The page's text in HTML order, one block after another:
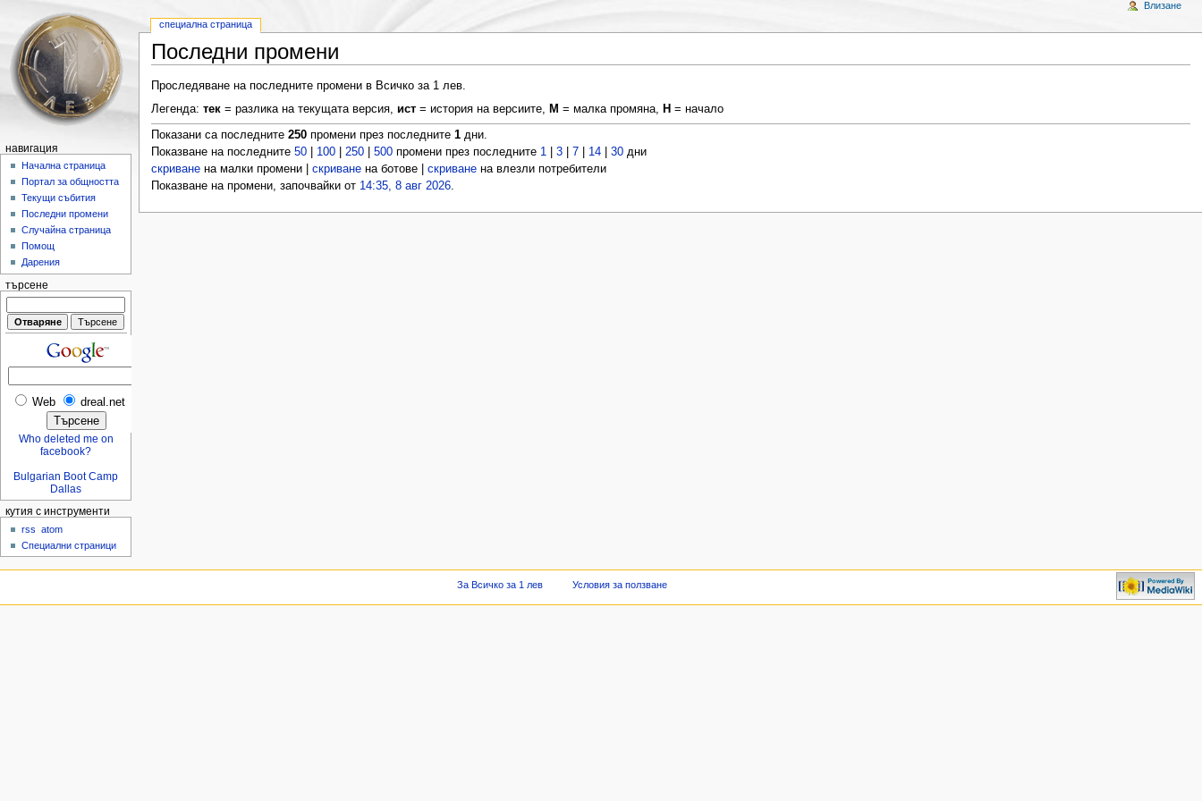
Последни промени
Проследяване на последните промени в Всичко за 1 лев.
Легенда: тек= разлика на текущата версия, ист= история на версиите, М = малка промяна, Н = начало
Показани са последните 250промени през последните 1дни.
Показване на последните 50| 100| 250| 500промени през последните 1 3| 7| 14| 30дни
скриванена малки промени | скриванена ботове | скриванена влезли потребители
Показване на промени, започвайки от 14:35, 8 авг 2026.
специална страница
Влизане
навигация
Начална страница
Портал за общността
Текущи събития
Последни промени
Случайна страница
Помощ
Дарения
търсене
Web dreal.net
Who deleted me on
facebook?
Bulgarian Boot Camp
Dallas
кутия с инструменти
rss
atom
Специални страници
За Всичко за 1 лев Условия за ползване